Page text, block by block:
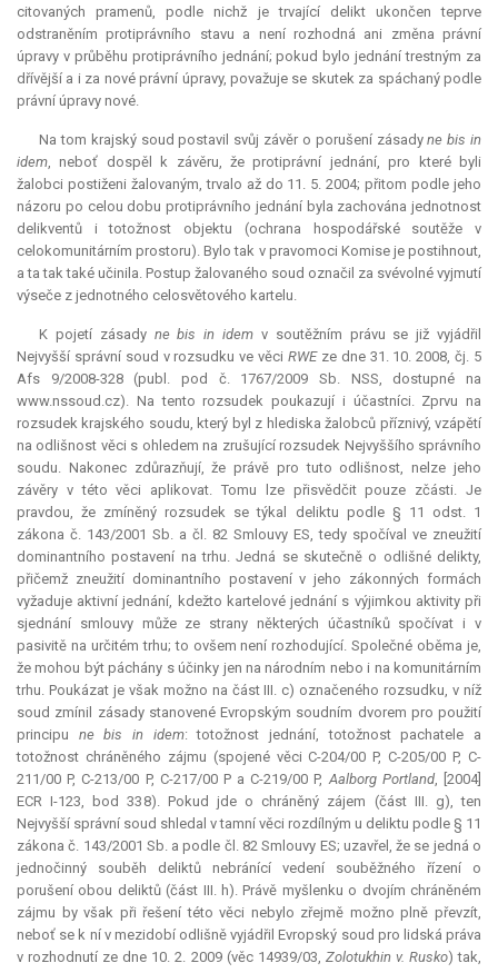
citovaných pramenů, podle nichž je trvající delikt ukončen teprve
odstraněním protiprávního stavu a není rozhodná ani změna právní
úpravy v průběhu protiprávního jednání; pokud bylo jednání trestným za
dřívější a i za nové právní úpravy, považuje se skutek za spáchaný podle
právní úpravy nové.
Na tom krajský soud postavil svůj závěr o porušení zásadyne bis in
idem, neboť dospěl k závěru, že protiprávní jednání, pro které byli
žalobci postiženi žalovaným, trvalo až do 11. 5. 2004; přitom podle jeho
názoru po celou dobu protiprávního jednání byla zachována jednotnost
delikventů i totožnost objektu (ochrana hospodářské soutěže v
celokomunitárním prostoru). Bylo tak v pravomoci Komise je postihnout,
a ta tak také učinila. Postup žalovaného soud označil za svévolné vyjmutí
výseče z jednotného celosvětového kartelu.
K pojetí zásady ne bis in idem v soutěžním právu se již vyjádřil
Nejvyšší správní soud v rozsudku ve věci RWEze dne 31. 10. 2008, čj. 5
Afs 9/2008-328 (publ. pod č. 1767/2009 Sb. NSS, dostupné na
www.nssoud.cz). Na tento rozsudek poukazují i účastníci. Zprvu na
rozsudek krajského soudu, který byl z hlediska žalobců příznivý, vzápětí
na odlišnost věci s ohledem na zrušující rozsudek Nejvyššího správního
soudu. Nakonec zdůrazňují, že právě pro tuto odlišnost, nelze jeho
závěry v této věci aplikovat. Tomu lze přisvědčit pouze zčásti. Je
pravdou, že zmíněný rozsudek se týkal deliktu podle § 11 odst. 1
zákona č. 143/2001 Sb. a čl. 82 Smlouvy ES, tedy spočíval ve zneužití
dominantního postavení na trhu. Jedná se skutečně o odlišné delikty,
přičemž zneužití dominantního postavení v jeho zákonných formách
vyžaduje aktivní jednání, kdežto kartelové jednání s výjimkou aktivity při
sjednání smlouvy může ze strany některých účastníků spočívat i v
pasivitě na určitém trhu; to ovšem není rozhodující. Společné oběma je,
že mohou být páchány s účinky jen na národním nebo i na komunitárním
trhu. Poukázat je však možno na část III. c) označeného rozsudku, v níž
soud zmínil zásady stanovené Evropským soudním dvorem pro použití
principu ne bis in idem: totožnost jednání, totožnost pachatele a
totožnost chráněného zájmu (spojené věci C-204/00 P, C-205/00 P, C-
211/00 P, C-213/00 P, C-217/00 P a C-219/00 P,Aalborg Portland, [2004]
ECR I-123, bod 338). Pokud jde o chráněný zájem (část III. g), ten
Nejvyšší správní soud shledal v tamní věci rozdílným u deliktu podle § 11
zákona č. 143/2001 Sb. a podle čl. 82 Smlouvy ES; uzavřel, že se jedná o
jednočinný souběh deliktů nebránící vedení souběžného řízení o
porušení obou deliktů (část III. h). Právě myšlenku o dvojím chráněném
zájmu by však při řešení této věci nebylo zřejmě možno plně převzít,
neboť se k ní v mezidobí odlišně vyjádřil Evropský soud pro lidská práva
v rozhodnutí ze dne 10. 2. 2009 (věc 14939/03, Zolotukhin v. Rusko) tak,